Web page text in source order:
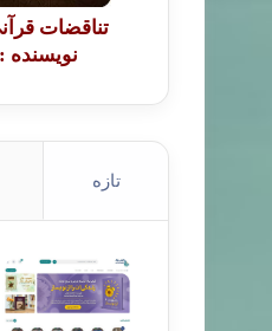
تناقضات
نویسنده
تازه